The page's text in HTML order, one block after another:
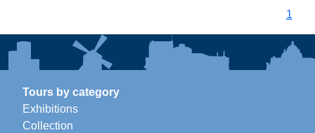
1
Tours by category
Exhibitions
Collection